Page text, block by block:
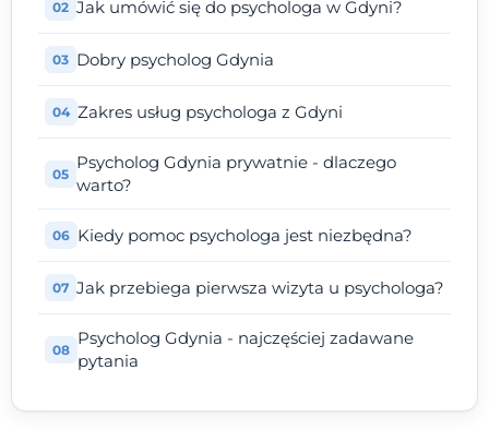
Jak umówić się do psychologa w Gdyni?
Dobry psycholog Gdynia
Zakres usług psychologa z Gdyni
Psycholog Gdynia prywatnie - dlaczego
warto?
Kiedy pomoc psychologa jest niezbędna?
Jak przebiega pierwsza wizyta u psychologa?
Psycholog Gdynia - najczęściej zadawane
pytania